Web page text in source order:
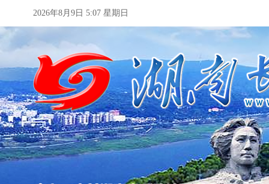
2026年8月9日 5:07 星期日